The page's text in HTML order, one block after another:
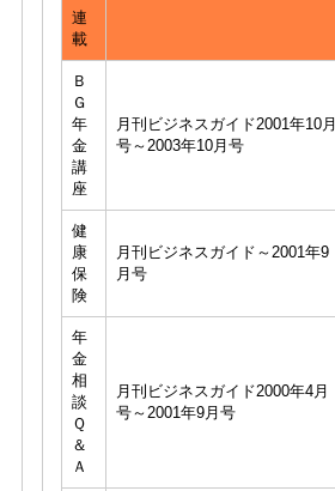
連
載
Ｂ
Ｇ
年
金
講
座
月刊ビジネスガイド2001年10月
号～2003年10月号
健
康
保
険
月刊ビジネスガイド～2001年9
月号
年
金
相
談
Ｑ
＆
Ａ
月刊ビジネスガイド2000年4月
号～2001年9月号